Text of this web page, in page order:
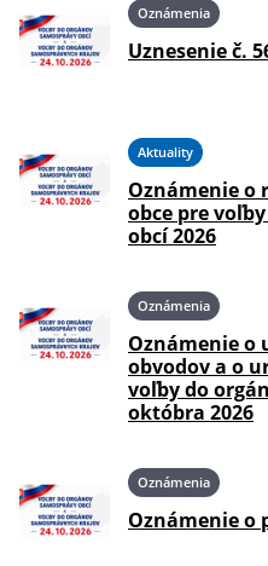
Oznámenia
Uznesenie č.
Aktuality
Oznámenie o
obce pre
obcí 2026
Oznámenia
Oznámenie o
obvodov a o
voľby do
októbra 2026
Oznámenia
Oznámenie o